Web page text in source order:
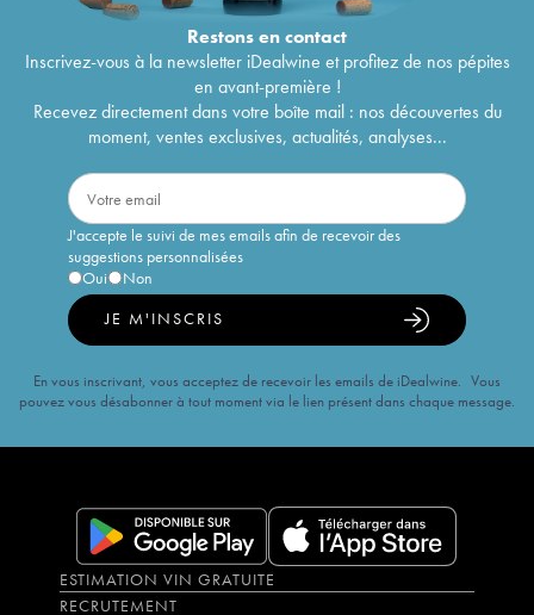
Restons encontact
Inscrivez-vous à la newsletter iDealwine et profitez de nos pépites
en avant-première !
Recevez directement dans votre boîte mail : nos découvertes du
moment, ventes exclusives, actualités, analyses...
J'accepte le suivi de mes emails afin de recevoir des
suggestions personnalisées
Oui
Non
JE M'INSCRIS
En vous inscrivant, vous acceptez de recevoir les emails de iDealwine. Vous
pouvez vous désabonner à tout moment via le lien présent dans chaque message.
ESTIMATION VIN GRATUITE
RECRUTEMENT